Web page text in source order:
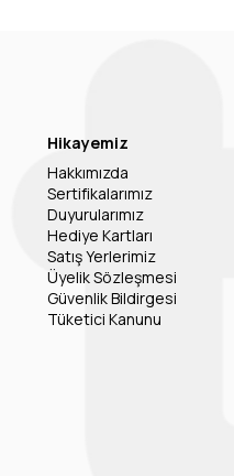
Hikayemiz
Hakkımızda
Sertifikalarımız
Duyurularımız
Hediye Kartları
Satış Yerlerimiz
Üyelik Sözleşmesi
Güvenlik Bildirgesi
Tüketici Kanunu